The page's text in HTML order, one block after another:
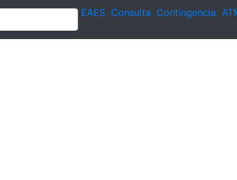
EAES Consulta Contingencia